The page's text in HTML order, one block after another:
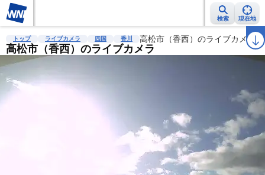
検索 現在地
雨雲レーダー 台風情報 地震情報 警報・注意報 2週間天気 ラ
トップ ライブカメラ 四国 香川 高松市（香西）のライブカメラ
高松市（香西）のライブカメラ